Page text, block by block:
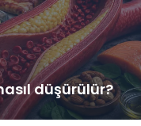
düşürülür?